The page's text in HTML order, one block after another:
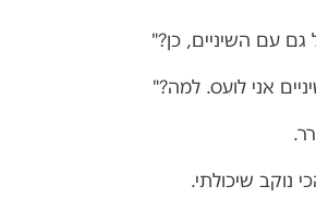
עם השיניים, כן?"
אני לועס. למה?"
נוקב שיכולתי.